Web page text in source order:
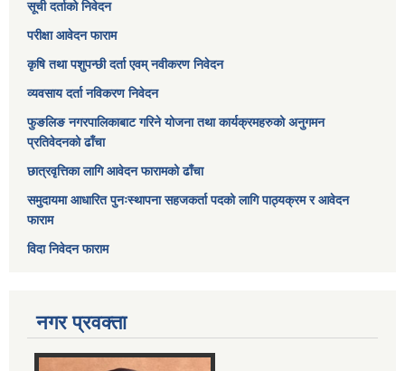
सूची दर्ताको निवेदन
परीक्षा आवेदन फाराम
कृषि तथा पशुपन्छी दर्ता एवम् नवीकरण निवेदन
व्यवसाय दर्ता नविकरण निवेदन
फुङलिङ नगरपालिकाबाट गरिने योजना तथा कार्यक्रमहरुको अनुगमन
प्रतिवेदनको ढाँचा
छात्रवृत्तिका लागि आवेदन फारामको ढाँचा
समुदायमा आधारित पुनःस्थापना सहजकर्ता पदको लागि पाठ्यक्रम र आवेदन
फाराम
विदा निवेदन फाराम
नगर प्रवक्ता